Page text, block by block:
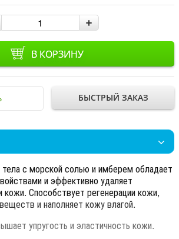
В КОРЗИНУ
БЫСТРЫЙ ЗАКАЗ
с морской солью и имберем обладает
и эффективно удаляет
Способствует регенерации кожи,
и наполняет кожу влагой.
упругость и эластичность кожи.